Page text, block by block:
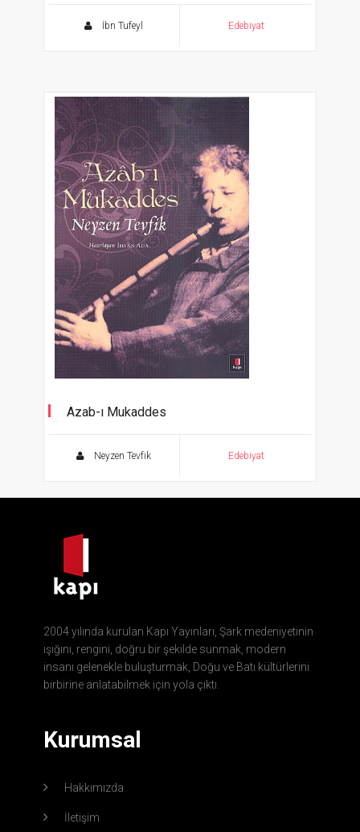
İbn Tufeyl Edebiyat
Azab-ı Mukaddes
Neyzen Tevfik Edebiyat
2004 yılında kurulan Kapı Yayınları, Şark medeniyetinin
ışığını, rengini, doğru bir şekilde sunmak, modern
insanı gelenekle buluşturmak, Doğu ve Batı kültürlerini
birbirine anlatabilmek için yola çıktı.
Kurumsal
Hakkımızda
İletişim